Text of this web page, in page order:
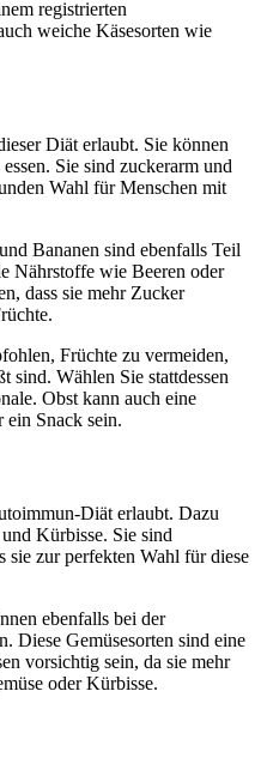
registrierten
weiche Käsesorten wie
Diät erlaubt. Sie können
Sie sind zuckerarm und
Wahl für Menschen mit
Bananen sind ebenfalls Teil
Nährstoffe wie Beeren oder
dass sie mehr Zucker
Früchte zu vermeiden,
sind. Wählen Sie stattdessen
Obst kann auch eine
ein Snack sein.
Diät erlaubt. Dazu
Kürbisse. Sie sind
sie zur perfekten Wahl für diese
ebenfalls bei der
Diese Gemüsesorten sind eine
vorsichtig sein, da sie mehr
oder Kürbisse.